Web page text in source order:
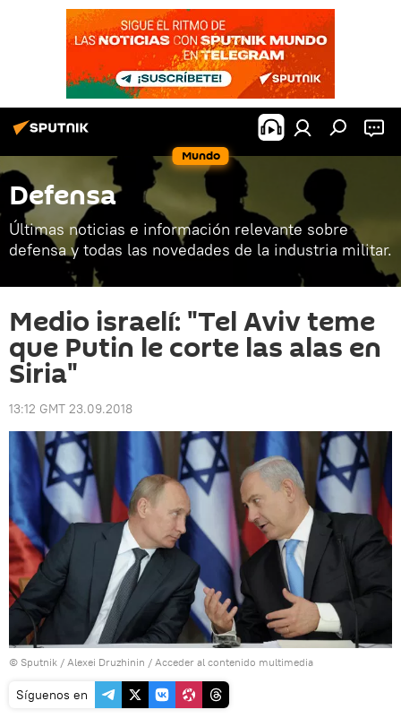
Mundo
Defensa
Últimas noticias e información relevante sobre
defensa y todas las novedades de la industria militar.
Medio israelí: "Tel Aviv teme
que Putin le corte las alas en
Siria"
13:12 GMT 23.09.2018
© Sputnik / Alexei Druzhinin / Acceder al contenido multimedia
Síguenos en